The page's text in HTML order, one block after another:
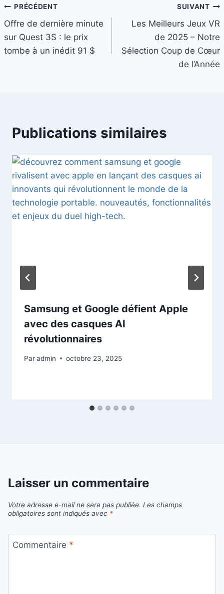
Navigation
de
l’article
PRÉCÉDENT
Offre de dernière minute
sur Quest 3S : le prix
tombe à un inédit 91 $
SUIVANT
Les Meilleurs Jeux VR
de 2025 – Notre
Sélection Coup de Cœur
de l’Année
Publications similaires
Samsung et Google défient Apple
avec des casques AI
révolutionnaires
Paradmin octobre 23, 2025
Laisser un commentaire
Votre adresse e-mail ne sera pas publiée. Les champs
obligatoires sont indiqués avec *
Commentaire *